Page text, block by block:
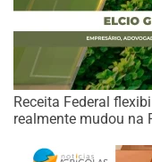
Receita Federal
realmente mudou na